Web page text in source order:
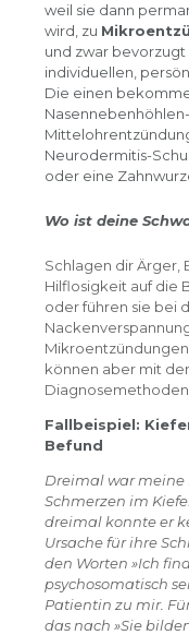
weil sie dann
wird, zu
und zwar bevorzugt
individuellen,
Die einen
Neurodermitis-
oder eine
Wo ist deine
Schlagen dir Ärger,
Hilflosigkeit auf die
oder führen sie bei
Mikroentzündungen
können aber mit
Fallbeispiel:
Befund
Dreimal war
Schmerzen im
dreimal konnte er
Ursache für ihre
den Worten »Ich
psychosomatisch
Patientin zu mir.
das nach »Sie